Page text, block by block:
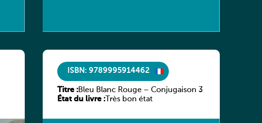
ISBN: 9789995914462
Titre :Bleu Blanc Rouge – Conjugaison 3
État du livre :Très bon état